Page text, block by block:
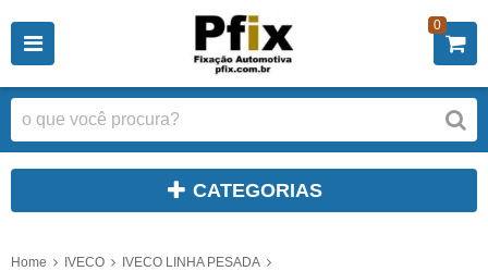
0
CATEGORIAS
Home IVECO
IVECO LINHA PESADA